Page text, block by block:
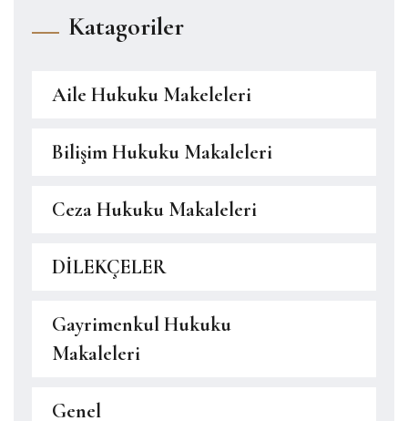
Katagoriler
Aile Hukuku Makeleleri
Bilişim Hukuku Makaleleri
Ceza Hukuku Makaleleri
DİLEKÇELER
Gayrimenkul Hukuku
Makaleleri
Genel